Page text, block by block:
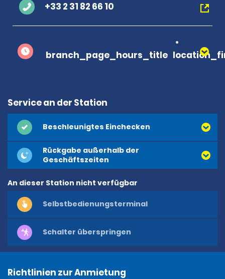
+33 2 31 82 66 10
branch_page_hours_title
Service an der Station
Beschleunigtes Einchecken
Rückgabe außerhalb der
Geschäftszeiten
An dieser Station nicht verfügbar
Selbstbedienungsterminal
Schalter überspringen
Richtlinien zur Anmietung